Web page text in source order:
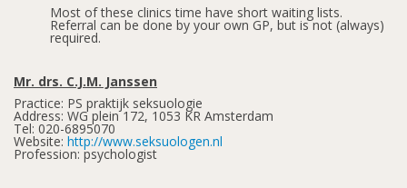
Most of these clinics time have short waiting lists.
Referral can be done by your own GP, but is not (always)
required.
Mr. drs. C.J.M. Janssen
Practice: PS praktijk seksuologie
Address: WG plein 172, 1053 KR Amsterdam
Tel: 020-6895070
Website: http://www.seksuologen.nl
Profession: psychologist